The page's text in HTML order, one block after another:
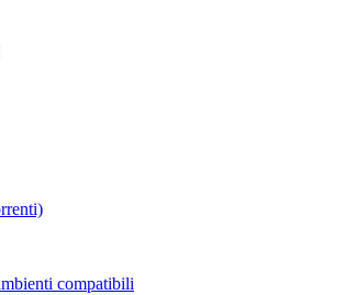
compatibili